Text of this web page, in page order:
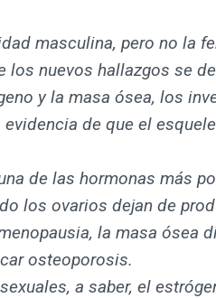
masculina, pero no la
los nuevos hallazgos se
y la masa ósea, los
de que el
de las hormonas más
los ovarios dejan de
la masa ósea
osteoporosis.
a saber, el